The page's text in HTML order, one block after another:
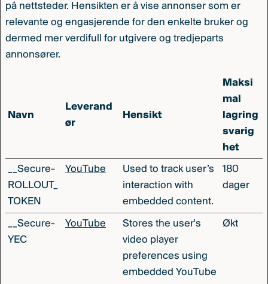
på nettsteder. Hensikten er å vise annonser som er
relevante og engasjerende for den enkelte bruker og
dermed mer verdifull for utgivere og tredjeparts
annonsører.
Navn
Leverand
ør
Hensikt
Maksi
mal
lagring
svarig
het
__Secure-
ROLLOUT_
TOKEN
YouTube
Used to track user’s
interaction with
embedded content.
180
dager
__Secure-
YEC
YouTube
Stores the user's
video player
preferences using
embedded YouTube
Økt